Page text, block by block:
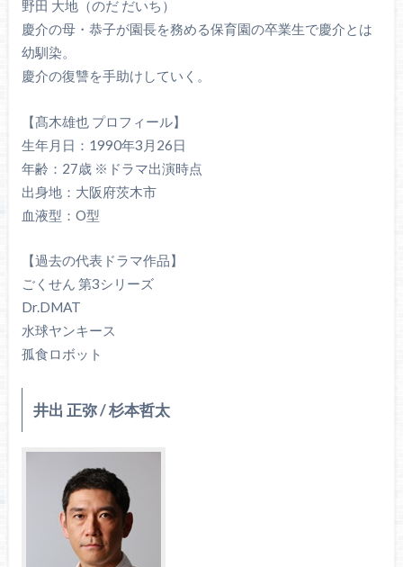
野田 大地（のだ だいち）
慶介の母・恭子が園長を務める保育園の卒業生で慶介とは
幼馴染。
慶介の復讐を手助けしていく。
【髙木雄也 プロフィール】
生年月日：1990年3月26日
年齢：27歳 ※ドラマ出演時点
出身地：大阪府茨木市
血液型：O型
【過去の代表ドラマ作品】
ごくせん 第3シリーズ
Dr.DMAT
水球ヤンキース
孤食ロボット
井出 正弥 / 杉本哲太